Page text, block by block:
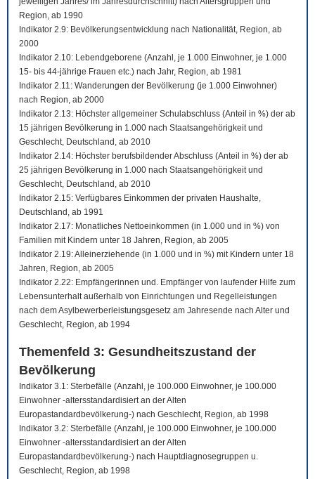
Region, ab 1990
Indikator 2.9: Bevölkerungsentwicklung nach Nationalität, Region, ab
2000
Indikator 2.10: Lebendgeborene (Anzahl, je 1.000 Einwohner, je 1.000
15- bis 44-jährige Frauen etc.) nach Jahr, Region, ab 1981
Indikator 2.11: Wanderungen der Bevölkerung (je 1.000 Einwohner)
nach Region, ab 2000
Indikator 2.13: Höchster allgemeiner Schulabschluss (Anteil in %) der ab
15 jährigen Bevölkerung in 1.000 nach Staatsangehörigkeit und
Geschlecht, Deutschland, ab 2010
Indikator 2.14: Höchster berufsbildender Abschluss (Anteil in %) der ab
25 jährigen Bevölkerung in 1.000 nach Staatsangehörigkeit und
Geschlecht, Deutschland, ab 2010
Indikator 2.15: Verfügbares Einkommen der privaten Haushalte,
Deutschland, ab 1991
Indikator 2.17: Monatliches Nettoeinkommen (in 1.000 und in %) von
Familien mit Kindern unter 18 Jahren, Region, ab 2005
Indikator 2.19: Alleinerziehende (in 1.000 und in %) mit Kindern unter 18
Jahren, Region, ab 2005
Indikator 2.22: Empfängerinnen und. Empfänger von laufender Hilfe zum
Lebensunterhalt außerhalb von Einrichtungen und Regelleistungen
nach dem Asylbewerberleistungsgesetz am Jahresende nach Alter und
Geschlecht, Region, ab 1994
Themenfeld 3: Gesundheitszustand der
Bevölkerung
Indikator 3.1: Sterbefälle (Anzahl, je 100.000 Einwohner, je 100.000
Einwohner -altersstandardisiert an der Alten
Europastandardbevölkerung-) nach Geschlecht, Region, ab 1998
Indikator 3.2: Sterbefälle (Anzahl, je 100.000 Einwohner, je 100.000
Einwohner -altersstandardisiert an der Alten
Europastandardbevölkerung-) nach Hauptdiagnosegruppen u.
Geschlecht, Region, ab 1998